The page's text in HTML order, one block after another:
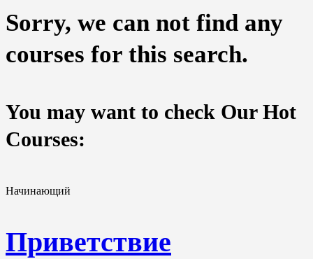
Sorry, we can not find any
courses for this search.
You may want to check Our Hot
Courses:
Начинающий
Приветствие